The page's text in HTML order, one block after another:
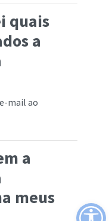
quais
a
mail ao
a
meus